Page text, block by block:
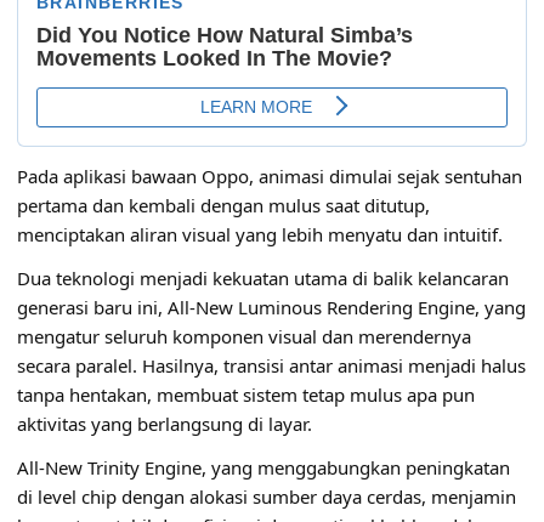
Pada aplikasi bawaan Oppo, animasi dimulai sejak sentuhan
pertama dan kembali dengan mulus saat ditutup,
menciptakan aliran visual yang lebih menyatu dan intuitif.
Dua teknologi menjadi kekuatan utama di balik kelancaran
generasi baru ini, All-New Luminous Rendering Engine, yang
mengatur seluruh komponen visual dan merendernya
secara paralel. Hasilnya, transisi antar animasi menjadi halus
tanpa hentakan, membuat sistem tetap mulus apa pun
aktivitas yang berlangsung di layar.
All-New Trinity Engine, yang menggabungkan peningkatan
di level chip dengan alokasi sumber daya cerdas, menjamin